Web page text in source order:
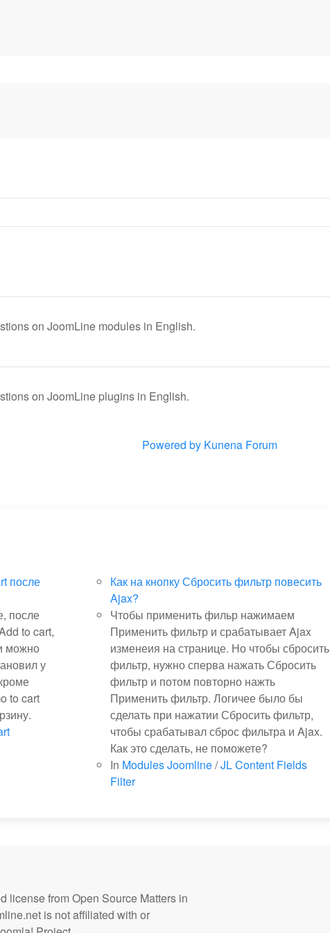
on JoomLine modules in English.
on JoomLine plugins in English.
Powered by Kunena Forum
после
после
to cart,
можно
у
to cart
Как на кнопку Сбросить фильтр повесить
Ajax?
Чтобы применить фильр нажимаем
Применить фильтр и срабатывает Ajax
изменеия на странице. Но чтобы сбросить
фильтр, нужно сперва нажать Сбросить
фильтр и потом повторно нажть
Применить фильтр. Логичее было бы
сделать при нажатии Сбросить фильтр,
чтобы срабатывал сброс фильтра и Ajax.
Как это сделать, не поможете?
In Modules Joomline/JL Content Fields
Filter
license from Open Source Matters in
is not affiliated with or